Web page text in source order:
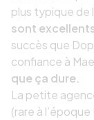
plus typique de
sont
succès que
confiance à
que ça dure.
La petite
(rare à